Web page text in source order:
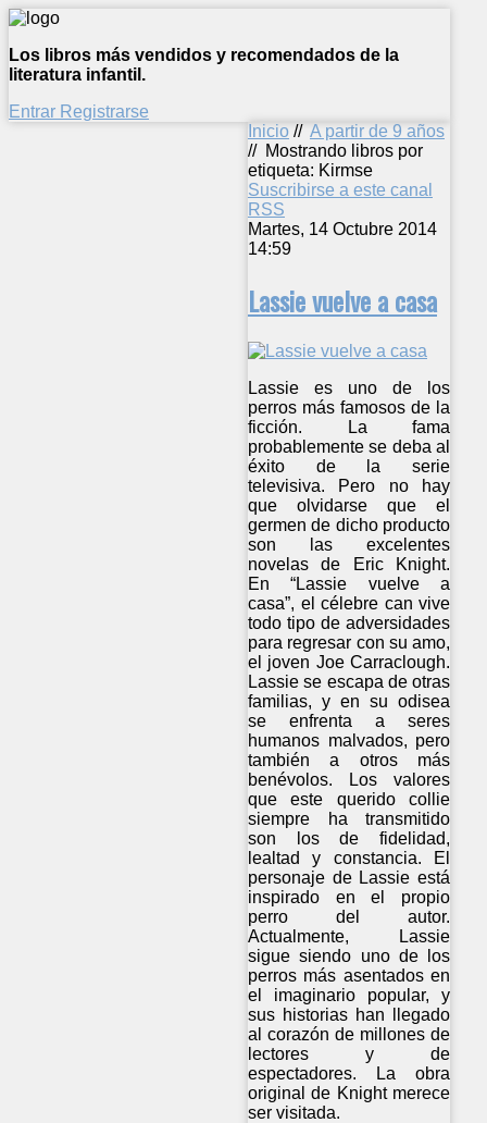
Los libros más vendidos y recomendados de la
literatura infantil.
Entrar Registrarse
Inicio // A partir de 9 años
// Mostrando libros por
etiqueta: Kirmse
Suscribirse a este canal
RSS
Martes, 14 Octubre 2014
14:59
Lassie vuelve a casa
Lassie es uno de los
perros más famosos de la
ficción. La fama
probablemente se deba al
éxito de la serie
televisiva. Pero no hay
que olvidarse que el
germen de dicho producto
son las excelentes
novelas de Eric Knight.
En “Lassie vuelve a
casa”, el célebre can vive
todo tipo de adversidades
para regresar con su amo,
el joven Joe Carraclough.
Lassie se escapa de otras
familias, y en su odisea
se enfrenta a seres
humanos malvados, pero
también a otros más
benévolos. Los valores
que este querido collie
siempre ha transmitido
son los de fidelidad,
lealtad y constancia. El
personaje de Lassie está
inspirado en el propio
perro del autor.
Actualmente, Lassie
sigue siendo uno de los
perros más asentados en
el imaginario popular, y
sus historias han llegado
al corazón de millones de
lectores y de
espectadores. La obra
original de Knight merece
ser visitada.